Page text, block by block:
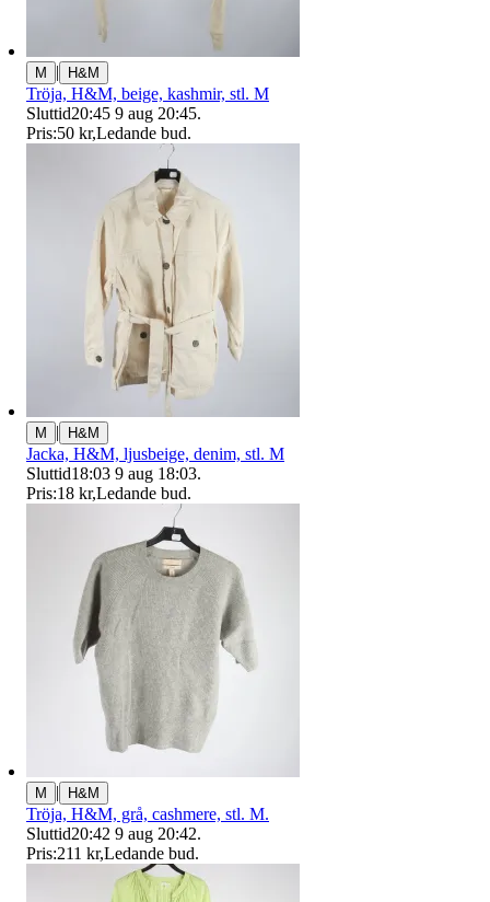
M | H&M
Tröja, H&M, beige, kashmir, stl. M
Sluttid20:45 9 aug 20:45.
Pris:50 kr,Ledande bud.
M | H&M
Jacka, H&M, ljusbeige, denim, stl. M
Sluttid18:03 9 aug 18:03.
Pris:18 kr,Ledande bud.
M | H&M
Tröja, H&M, grå, cashmere, stl. M.
Sluttid20:42 9 aug 20:42.
Pris:211 kr,Ledande bud.